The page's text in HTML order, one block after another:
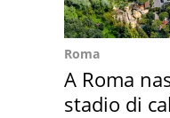
Roma
A Roma
stadio di